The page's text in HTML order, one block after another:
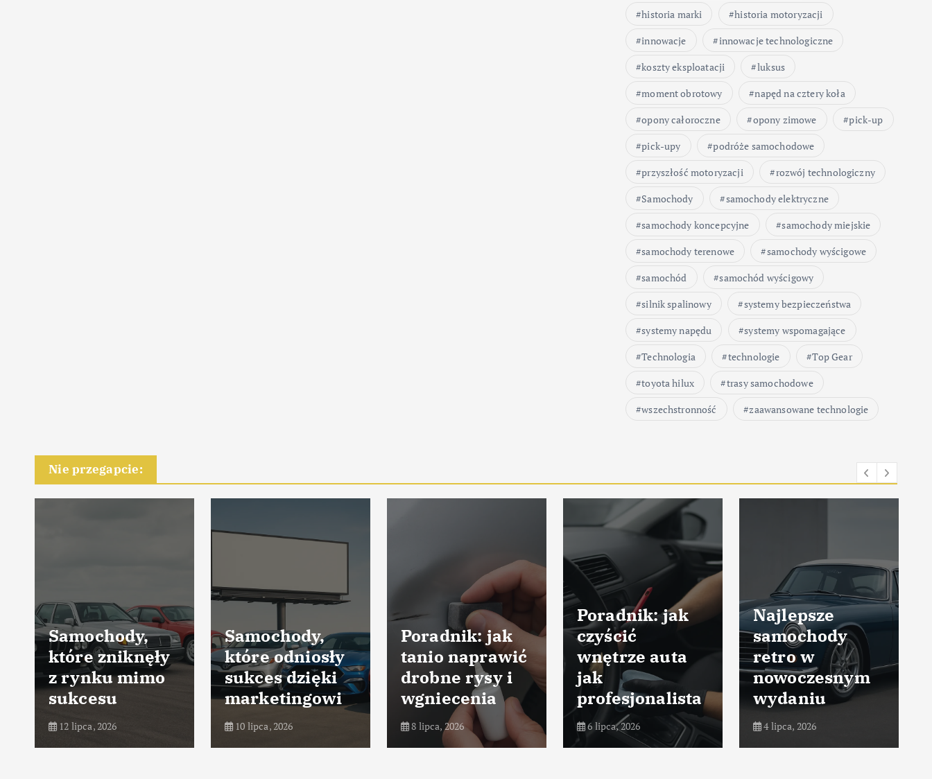
historia marki
historia motoryzacji
innowacje
innowacje technologiczne
koszty eksploatacji
luksus
moment obrotowy
napęd na cztery koła
opony całoroczne
opony zimowe
pick-up
pick-upy
podróże samochodowe
przyszłość motoryzacji
rozwój technologiczny
Samochody
samochody elektryczne
samochody koncepcyjne
samochody miejskie
samochody terenowe
samochody wyścigowe
samochód
samochód wyścigowy
silnik spalinowy
systemy bezpieczeństwa
systemy napędu
systemy wspomagające
Technologia
technologie
Top Gear
toyota hilux
trasy samochodowe
wszechstronność
zaawansowane technologie
Nie przegapcie:
Samochody,
które zniknęły
z rynku mimo
sukcesu
12 lipca, 2026
Samochody,
które odniosły
sukces dzięki
marketingowi
10 lipca, 2026
Poradnik: jak
tanio naprawić
drobne rysy i
wgniecenia
8 lipca, 2026
Poradnik: jak
czyścić
wnętrze auta
jak
profesjonalista
6 lipca, 2026
Najlepsze
samochody
retro w
nowoczesnym
wydaniu
4 lipca, 2026